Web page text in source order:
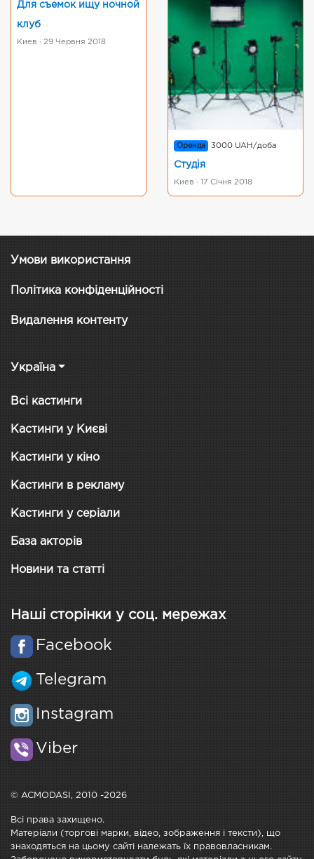
Для съемок ищу ночной
клуб
Киев · 29 Червня 2018
Оренда 3000 UAH/доба
Студія
Киев · 17 Січня 2018
Умови використання
Політика конфіденційності
Видалення контенту
Україна
Всі кастинги
Кастинги у Києві
Кастинги у кіно
Кастинги в рекламу
Кастинги у серіали
База акторів
Новини та статті
Наші сторінки у соц. мережах
Facebook
Telegram
Instagram
Viber
© ACMODASI, 2010 -2026
Всі права захищено.
Матеріали (торгові марки, відео, зображення і тексти), що
знаходяться на цьому сайті належать їх правовласникам.